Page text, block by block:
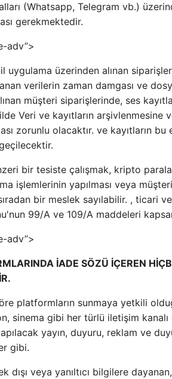
(Whatsapp, Telegram vb.)
gerekmektedir.
adv”>
üzerinden alınan
verilerin zaman damgası ve
müşteri siparişlerinde, ses
Veri ve kayıtların arşivlenmesine
zorunlu olacaktır. ve kayıtların
bir tesiste çalışmak, kripto
işlemlerinin yapılması veya
bir meslek sayılabilir. , ticari
99/A ve 109/A maddeleri
adv”>
İADE SÖZÜ İÇEREN
platformların sunmaya yetkili
sinema gibi her türlü iletişim
yayın, duyuru, reklam ve
gibi.
dışı veya yanıltıcı bilgilere